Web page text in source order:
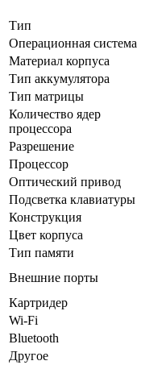
Тип
Операционная система
Материал корпуса
Тип аккумулятора
Тип матрицы
Количество ядер
процессора
Разрешение
Процессор
Оптический привод
Подсветка клавиатуры
Конструкция
Цвет корпуса
Тип памяти
Внешние порты
Картридер
Wi-Fi
Bluetooth
Другое